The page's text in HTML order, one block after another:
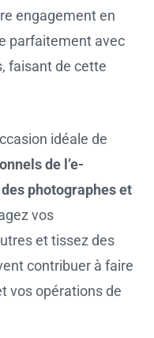
engagement en
parfaitement avec
faisant de cette
idéale de
de l’e-
photographes et
vos
et tissez des
contribuer à faire
vos opérations de